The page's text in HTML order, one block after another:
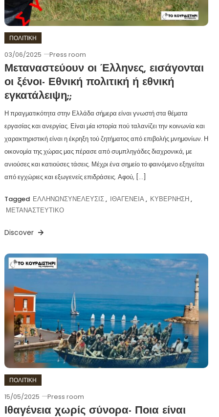
ΠΟΛΙΤΙΚΗ
03/06/2025 Press room
Μεταναστεύουν οι Έλληνες, εισάγονται
οι ξένοι- Εθνική πολιτική ή εθνική
εγκατάλειψη;;
Η πραγματικότητα στην Ελλάδα σήμερα είναι γνωστή στα θέματα
εργασίας και ανεργίας. Είναι μία ιστορία πού ταλανίζει την κοινωνία και
χαρακτηριστική είναι η έκρηξη τού ζητήματος από επιβολής μνημονίων. Η
οικονομία της χώρας μας πέρασε από συμπληγάδες διαχρονικά, με
ανιούσες και κατιούσες τάσεις. Μέχρι ένα σημείο το φαινόμενο εξηγείται
από εγχώριες και εξωγενείς επιδράσεις. Αφού, […]
Tagged ΕΛΛΗΝΩΝΣΥΝΕΛΕΥΣΙΣ, ΙΘΑΓΕΝΕΙΑ, ΚΥΒΕΡΝΗΣΗ,
ΜΕΤΑΝΑΣΤΕΥΤΙΚΟ
Discover
ΠΟΛΙΤΙΚΗ
15/05/2025 Press room
Ιθαγένεια χωρίς σύνορα- Ποια είναι